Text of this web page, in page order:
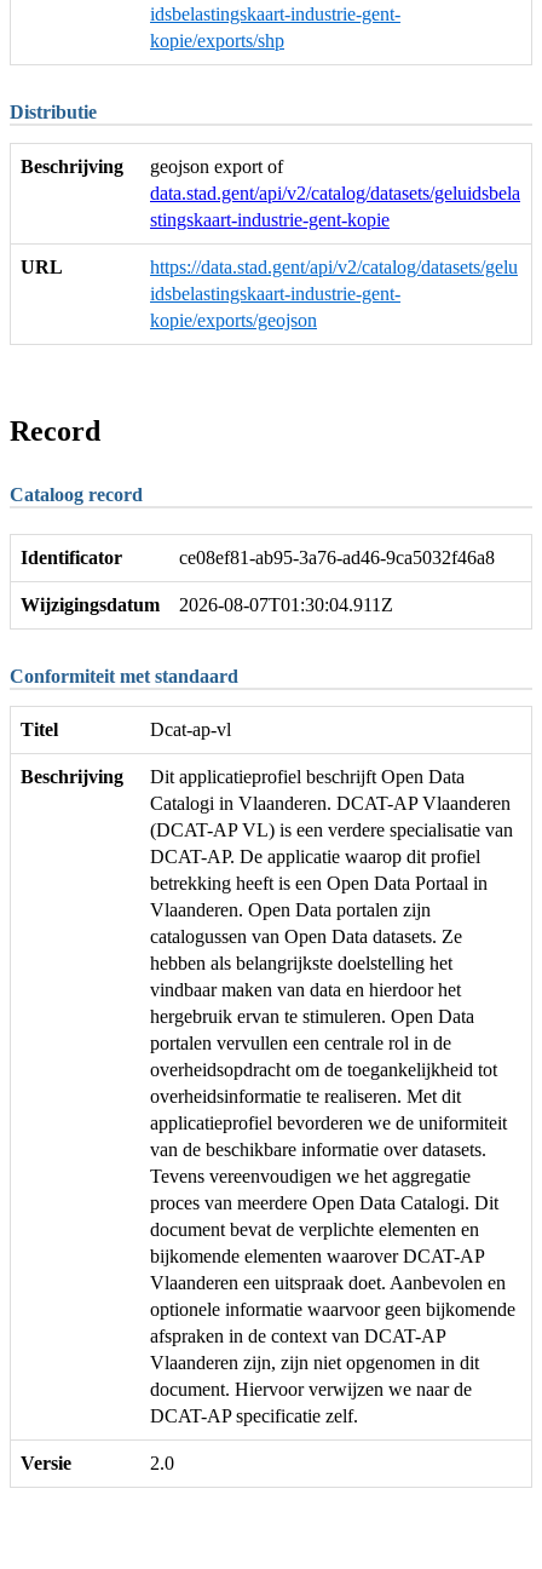
idsbelastingskaart-industrie-gent-
kopie/exports/shp
Distributie
Beschrijving
geojson export of
data.stad.gent/api/v2/catalog/datasets/geluidsbela
stingskaart-industrie-gent-kopie
URL
https://data.stad.gent/api/v2/catalog/datasets/gelu
idsbelastingskaart-industrie-gent-
kopie/exports/geojson
Record
Cataloog record
Identificator ce08ef81-ab95-3a76-ad46-9ca5032f46a8
Wijzigingsdatum 2026-08-07T01:30:04.911Z
Conformiteit met standaard
Titel Dcat-ap-vl
Beschrijving
Dit applicatieprofiel beschrijft Open Data
Catalogi in Vlaanderen. DCAT-AP Vlaanderen
(DCAT-AP VL) is een verdere specialisatie van
DCAT-AP. De applicatie waarop dit profiel
betrekking heeft is een Open Data Portaal in
Vlaanderen. Open Data portalen zijn
catalogussen van Open Data datasets. Ze
hebben als belangrijkste doelstelling het
vindbaar maken van data en hierdoor het
hergebruik ervan te stimuleren. Open Data
portalen vervullen een centrale rol in de
overheidsopdracht om de toegankelijkheid tot
overheidsinformatie te realiseren. Met dit
applicatieprofiel bevorderen we de uniformiteit
van de beschikbare informatie over datasets.
Tevens vereenvoudigen we het aggregatie
proces van meerdere Open Data Catalogi. Dit
document bevat de verplichte elementen en
bijkomende elementen waarover DCAT-AP
Vlaanderen een uitspraak doet. Aanbevolen en
optionele informatie waarvoor geen bijkomende
afspraken in de context van DCAT-AP
Vlaanderen zijn, zijn niet opgenomen in dit
document. Hiervoor verwijzen we naar de
DCAT-AP specificatie zelf.
Versie 2.0